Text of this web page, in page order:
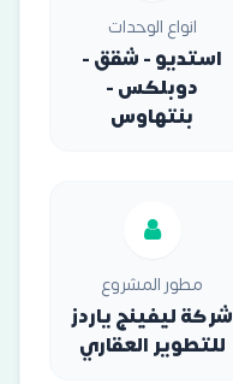
انواع الوحدات
استديو - شقق -
دوبلكس -
بنتهاوس
مطور المشروع
شركة ليفينج ياردز
للتطوير العقاري